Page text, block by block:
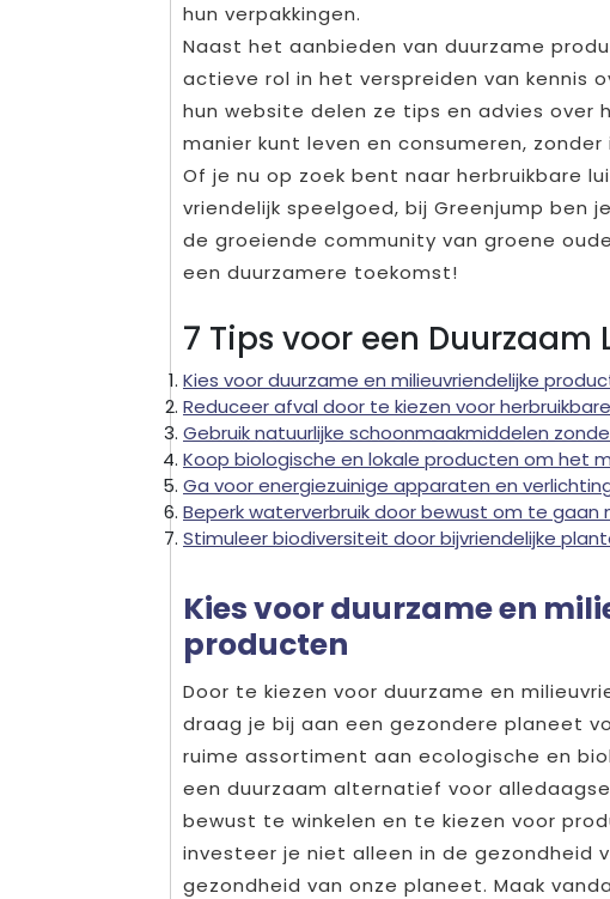
hun verpakkingen.
Naast het aanbieden van duurzame
actieve rol in het verspreiden van kennis
hun website delen ze tips en advies over
manier kunt leven en consumeren,
Of je nu op zoek bent naar herbruikbare
vriendelijk speelgoed, bij Greenjump ben
de groeiende community van groene
een duurzamere toekomst!
7 Tips voor een
Kies voor duurzame en milieuvriendelijke
Reduceer afval door te kiezen voor
Gebruik natuurlijke schoonmaakmiddelen
Koop biologische en lokale producten om het
Ga voor energiezuinige apparaten en
Beperk waterverbruik door bewust om te gaan
Stimuleer biodiversiteit door bijvriendelijke
Kies voor duurzame en
producten
Door te kiezen voor duurzame en
draag je bij aan een gezondere planeet
ruime assortiment aan ecologische en
een duurzaam alternatief voor
bewust te winkelen en te kiezen voor
investeer je niet alleen in de gezondheid
gezondheid van onze planeet. Maak